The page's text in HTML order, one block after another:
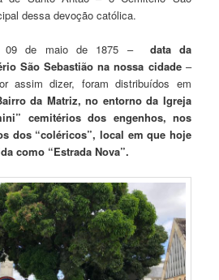
dessa devoção católica.
09 de maio de 1875 – data da
São Sebastião na nossa cidade–
assim dizer, foram distribuídos em
da Matriz, no entorno da Igreja
cemitérios dos engenhos, nos
dos “coléricos”, local em que hoje
como “Estrada Nova”.